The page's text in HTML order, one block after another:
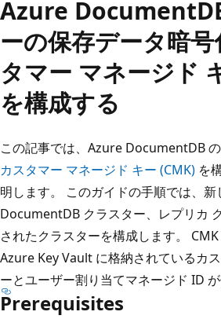
Azure
ーの保存データ暗
タマー マネージド
を構成する
この記事では、Azure DocumentDB
カスタマー マネージド キー (CMK) を
明します。 このガイドの手順では、
DocumentDB クラスター、レプリカ
されたクラスターを構成します。 CMK
Azure Key Vault に格納されているカ
ーとユーザー割り当てマネージド ID が
Prerequisites